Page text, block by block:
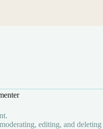
editing, and